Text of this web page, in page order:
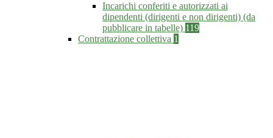
Incarichi conferiti e autorizzati ai
dipendenti (dirigenti e non dirigenti) (da
pubblicare in tabelle) 119
Contrattazione collettiva 1